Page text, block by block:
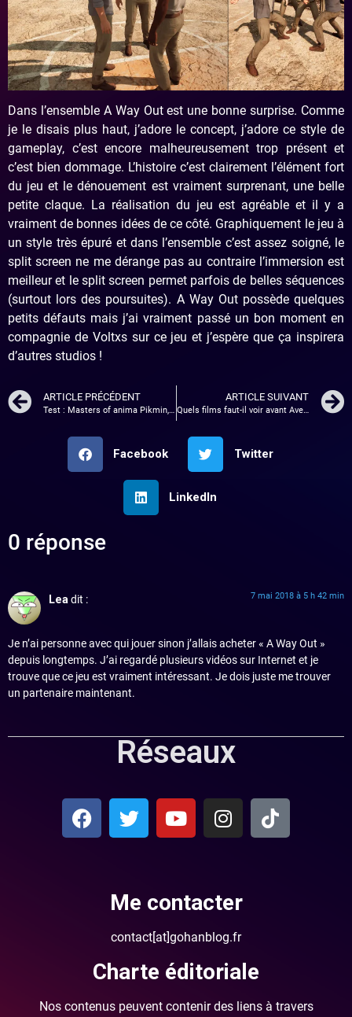
Dans l’ensemble A Way Out est une bonne surprise. Comme
je le disais plus haut, j’adore le concept, j’adore ce style de
gameplay, c’est encore malheureusement trop présent et
c’est bien dommage. L’histoire c’est clairement l’élément fort
du jeu et le dénouement est vraiment surprenant, une belle
petite claque. La réalisation du jeu est agréable et il y a
vraiment de bonnes idées de ce côté. Graphiquement le jeu à
un style très épuré et dans l’ensemble c’est assez soigné, le
split screen ne me dérange pas au contraire l’immersion est
meilleur et le split screen permet parfois de belles séquences
(surtout lors des poursuites). A Way Out possède quelques
petits défauts mais j’ai vraiment passé un bon moment en
compagnie de Voltxs sur ce jeu et j’espère que ça inspirera
d’autres studios !
ARTICLE PRÉCÉDENT ARTICLE SUIVANT
Quels films faut-il voir avant Avengers Infinity War ?
Facebook Twitter
LinkedIn
0 réponse
Leadit : 7 mai 2018 à 5 h 42 min
Je n’ai personne avec qui jouer sinon j’allais acheter « A Way Out »
depuis longtemps. J’ai regardé plusieurs vidéos sur Internet et je
trouve que ce jeu est vraiment intéressant. Je dois juste me trouver
un partenaire maintenant.
Réseaux
Me contacter
contact[at]gohanblog.fr
Charte éditoriale
Nos contenus peuvent contenir des liens à travers